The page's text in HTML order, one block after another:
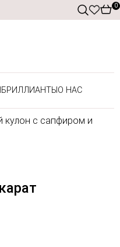
0
БРИЛЛИАНТЫ О НАС
кулон с сапфиром и